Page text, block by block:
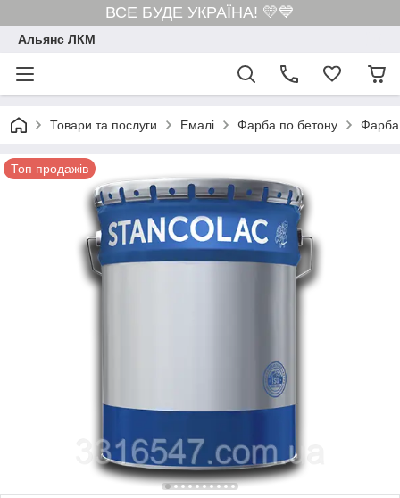
ВСЕ БУДЕ УКРАЇНА! 💛💙
Альянс ЛКМ
Товари та послуги Емалі Фарба по бетону Фарба
Топ продажів